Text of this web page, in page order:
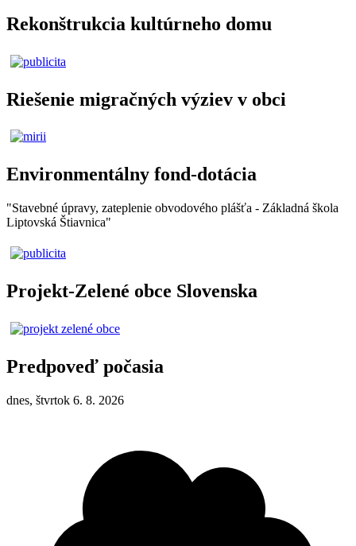
Rekonštrukcia kultúrneho domu
Riešenie migračných výziev v obci
Environmentálny fond-dotácia
"Stavebné úpravy, zateplenie obvodového plášťa - Základná škola
Liptovská Štiavnica"
Projekt-Zelené obce Slovenska
Predpoveď počasia
dnes, štvrtok 6. 8. 2026